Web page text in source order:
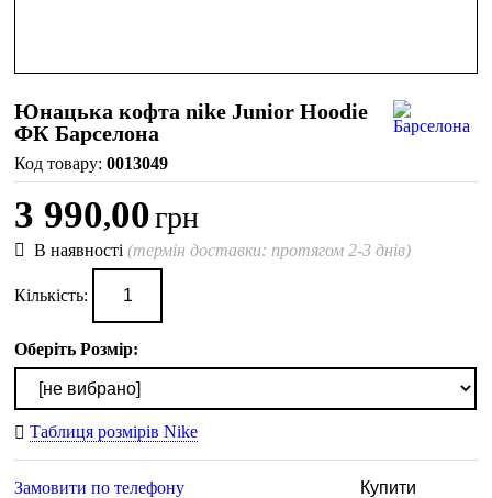
Юнацька кофта nike Junior Hoodie
ФК Барселона
0013049
3 990,00грн
В наявності(термін доставки: протягом 2-3 днів)
Кількість:
Оберіть Розмір:
Таблиця розмірів Nike
Замовити по телефону
Купити